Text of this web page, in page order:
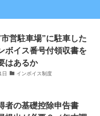
営駐車場”に駐車した
ボイス番号付領収書を
はあるか
日 インボイス制度
者の基礎控除申告書